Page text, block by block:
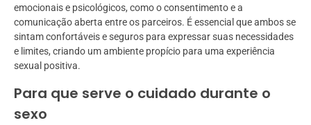
emocionais e psicológicos, como o consentimento e a
comunicação aberta entre os parceiros. É essencial que ambos se
sintam confortáveis e seguros para expressar suas necessidades
e limites, criando um ambiente propício para uma experiência
sexual positiva.
Para que serve o cuidado durante o
sexo